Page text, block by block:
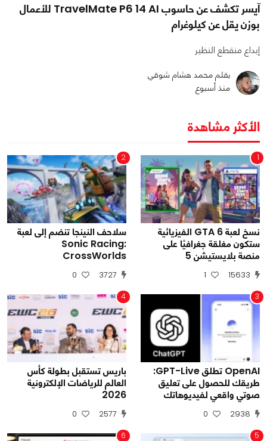
آيسر تكشف عن حاسوب TravelMate P6 14 AI للأعمال
بوزن يقل عن كيلوغرام
إبداع منقطع النظير
بقلم محمد هشام شوقي
منذ أسبوع
الأكثر مشاهدة
1
نسخ لعبة GTA 6 الفيزيائية
ستكون مغلقة جغرافيًا على
منصة بلايستيشن 5
15633
1
2
سلاحف النينجا تنضم إلى لعبة
Sonic Racing:
CrossWorlds
3727
0
3
OpenAI تطلق GPT-Live:
طريقك للحصول على تعليق
صوتي واقعي لفيديوهاتك
2938
0
4
باريس تستقبل بطولة كأس
العالم للرياضات الإلكترونية
2026
2577
0
5
6